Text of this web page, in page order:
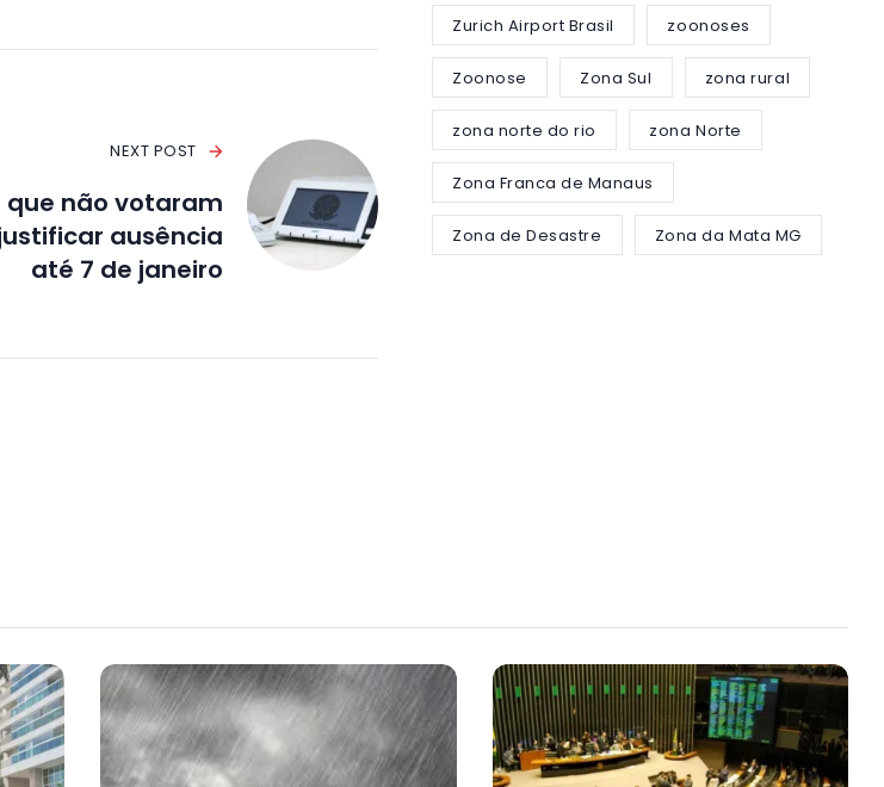
NEXT POST
que não votaram
ausência
até 7 de janeiro
Zurich Airport Brasil zoonoses
Zoonose Zona Sul zona rural
zona norte do rio zona Norte
Zona Franca de Manaus
Zona de Desastre Zona da Mata MG